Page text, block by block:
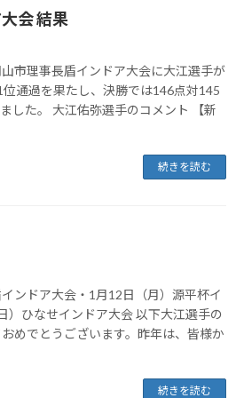
会 結果
市理事長盾インドア大会に大江選手が
通過を果たし、決勝では146点対145
した。 大江佑弥選手のコメント 【新
続きを読む
ンドア大会・1月12日（月）源平杯イ
）ひなせインドア大会 以下大江選手の
めでとうございます。昨年は、皆様か
続きを読む